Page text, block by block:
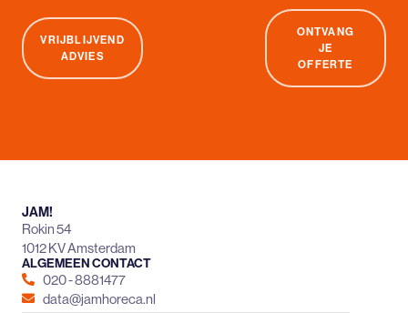
VRIJBLIJVEND
ADVIES
ONTVANG
JE
OFFERTE
JAM!
Rokin 54
1012 KV Amsterdam
ALGEMEEN CONTACT
020 - 8881477
data@jamhoreca.nl